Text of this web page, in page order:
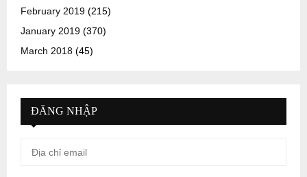
February 2019 (215)
January 2019 (370)
March 2018 (45)
ĐĂNG NHẬP